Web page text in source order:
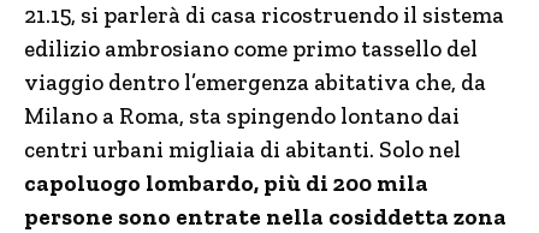
21.15, si parlerà di casa ricostruendo il sistema
edilizio ambrosiano come primo tassello del
viaggio dentro l’emergenza abitativa che, da
Milano a Roma, sta spingendo lontano dai
centri urbani migliaia di abitanti. Solo nel
capoluogo lombardo, più di 200 mila
persone sono entrate nella cosiddetta zona